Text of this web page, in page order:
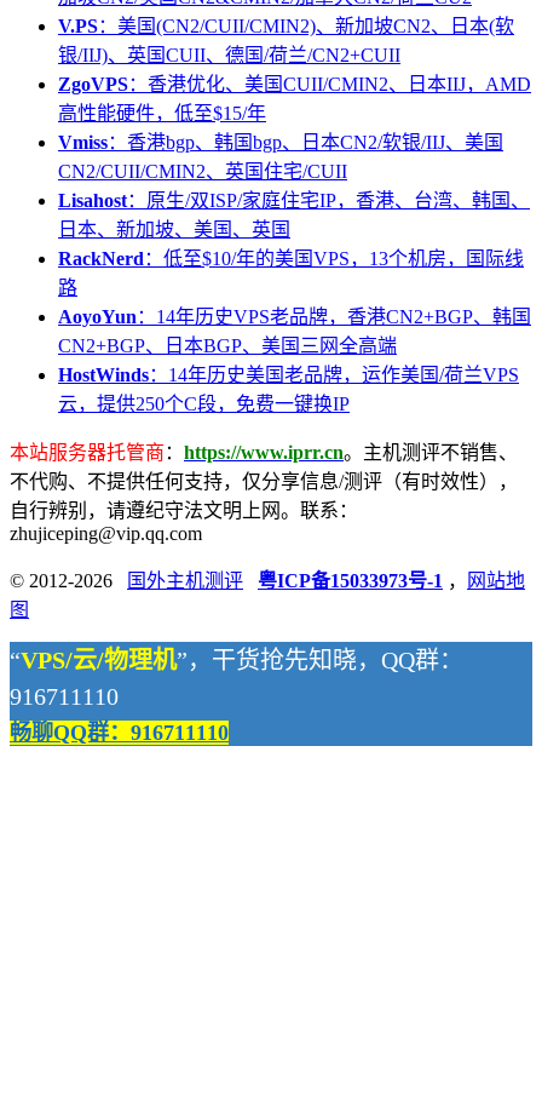
V.PS：美国(CN2/CUII/CMIN2)、新加坡CN2、日本(软
银/IIJ)、英国CUII、德国/荷兰/CN2+CUII
ZgoVPS：香港优化、美国CUII/CMIN2、日本IIJ，AMD
高性能硬件，低至$15/年
Vmiss：香港bgp、韩国bgp、日本CN2/软银/IIJ、美国
CN2/CUII/CMIN2、英国住宅/CUII
Lisahost：原生/双ISP/家庭住宅IP，香港、台湾、韩国、
日本、新加坡、美国、英国
RackNerd ：低至$10/年的美国VPS，13个机房，国际线
路
AoyoYun ：14年历史VPS老品牌，香港CN2+BGP、韩国
CN2+BGP、日本BGP、美国三网全高端
HostWinds：14年历史美国老品牌，运作美国/荷兰VPS
云，提供250个C段，免费一键换IP
本站服务器托管商 ： https://www.iprr.cn。主机测评不销售、
不代购、不提供任何支持，仅分享信息/测评（有时效性），
自行辨别，请遵纪守法文明上网。联系：
zhujiceping@vip.qq.com
© 2012-2026 国外主机测评 粤ICP备15033973号-1 ，
网站地
图
“VPS/云/物理机”，干货抢先知晓，QQ群：
916711110
畅聊QQ群：916711110